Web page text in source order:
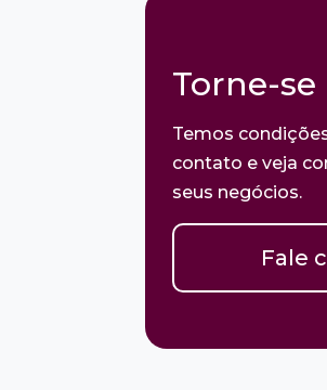
Torne-
Temos
contato e veja
seus negócios.
Fale